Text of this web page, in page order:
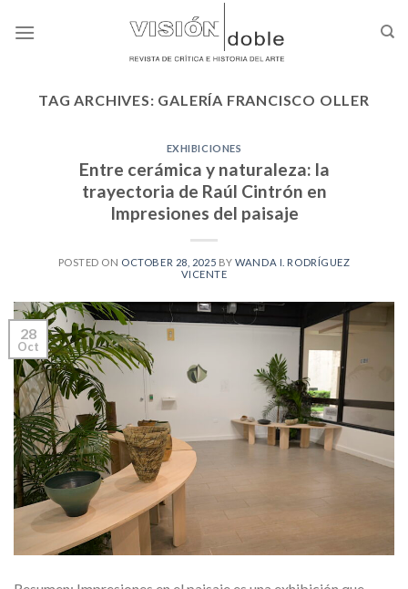
TAG ARCHIVES: GALERÍA FRANCISCO OLLER
EXHIBICIONES
Entre cerámica y naturaleza: la
trayectoria de Raúl Cintrón en
Impresiones del paisaje
POSTED ON OCTOBER 28, 2025 BYWANDA I. RODRÍGUEZ
VICENTE
28
Oct